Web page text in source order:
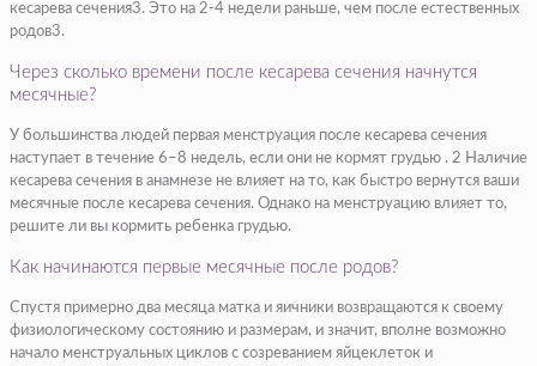
кесарева сечения3. Это на 2-4 недели раньше, чем после естественных
родов3.
Через сколько времени после кесарева сечения начнутся
месячные?
У большинства людей первая менструация после кесарева сечения
наступает в течение 6–8 недель, если они не кормят грудью . 2 Наличие
кесарева сечения в анамнезе не влияет на то, как быстро вернутся ваши
месячные после кесарева сечения. Однако на менструацию влияет то,
решите ли вы кормить ребенка грудью.
Как начинаются первые месячные после родов?
Спустя примерно два месяца матка и яичники возвращаются к своему
физиологическому состоянию и размерам, и значит, вполне возможно
начало менструальных циклов с созреванием яйцеклеток и